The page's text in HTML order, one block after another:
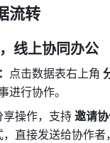
流转
线上协同办公
点击数据表右上角
进行协作。
享操作，支持 邀请
直接发送给协作